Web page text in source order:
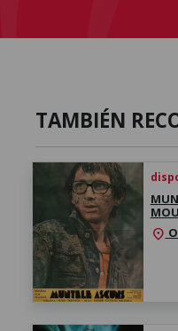
TAMBIÉN
location_on